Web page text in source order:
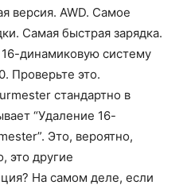
версия. AWD. Самое
Самая быстрая зарядка.
динамиковую систему
Проверьте это.
стандартно в
“Удаление 16-
Это, вероятно,
это другие
На самом деле, если